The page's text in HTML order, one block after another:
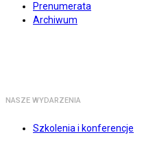
Prenumerata
Archiwum
NASZE WYDARZENIA
Szkolenia i konferencje